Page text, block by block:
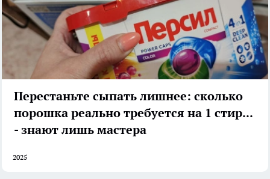
Перестаньте сыпать лишнее: сколько
порошка реально требуется на 1 стирку
- знают лишь мастера
2025